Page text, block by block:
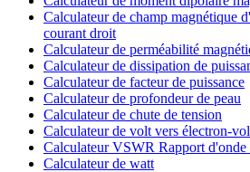
Calculateur de champ magnétique
courant droit
Calculateur de perméabilité
Calculateur de dissipation de
Calculateur de facteur de puissance
Calculateur de profondeur de peau
Calculateur de chute de tension
Calculateur de volt vers électron-
Calculateur VSWR Rapport d'onde
Calculateur de watt